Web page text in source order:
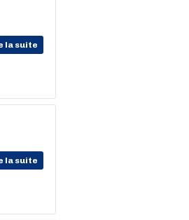
la suite
la suite